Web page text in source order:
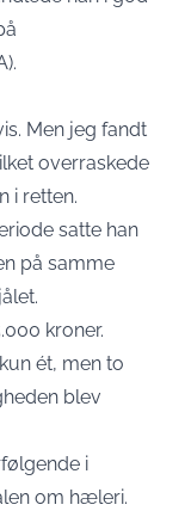
Men jeg fandt
overraskede
i retten.
satte han
på samme
kroner.
ét, men to
blev
i
om hæleri.